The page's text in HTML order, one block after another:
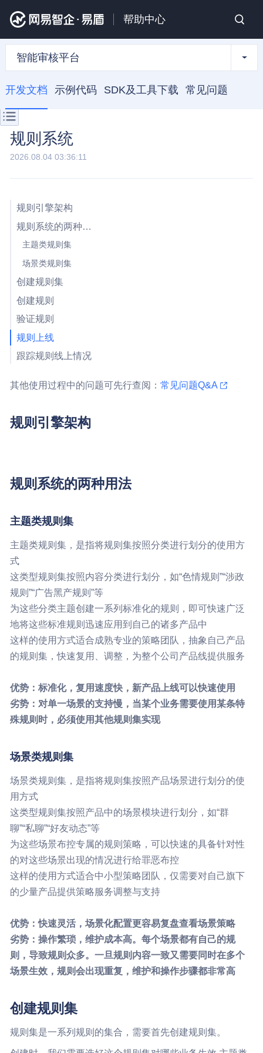
帮助中心
智能审核平台
开发文档 示例代码 SDK及工具下载 常见问题
规则系统
2026.08.04 03:36:11
规则引擎架构
规则系统的两种用法
主题类规则集
场景类规则集
创建规则集
创建规则
验证规则
规则上线
跟踪规则线上情况
其他使用过程中的问题可先行查阅：常见问题Q&A
规则引擎架构
规则系统的两种用法
主题类规则集
主题类规则集，是指将规则集按照分类进行划分的使用方
式
这类型规则集按照内容分类进行划分，如“色情规则”“涉政
规则”“广告黑产规则”等
为这些分类主题创建一系列标准化的规则，即可快速广泛
地将这些标准规则迅速应用到自己的诸多产品中
这样的使用方式适合成熟专业的策略团队，抽象自己产品
的规则集，快速复用、调整，为整个公司产品线提供服务
优势：标准化，复用速度快，新产品上线可以快速使用
劣势：对单一场景的支持慢，当某个业务需要使用某条特
殊规则时，必须使用其他规则集实现
场景类规则集
场景类规则集，是指将规则集按照产品场景进行划分的使
用方式
这类型规则集按照产品中的场景模块进行划分，如“群
聊”“私聊”“好友动态”等
为这些场景布控专属的规则策略，可以快速的具备针对性
的对这些场景出现的情况进行给罪恶布控
这样的使用方式适合中小型策略团队，仅需要对自己旗下
的少量产品提供策略服务调整与支持
优势：快速灵活，场景化配置更容易复盘查看场景策略
劣势：操作繁琐，维护成本高。每个场景都有自己的规
则，导致规则众多。一旦规则内容一致又需要同时在多个
场景生效，规则会出现重复，维护和操作步骤都非常高
创建规则集
规则集是一系列规则的集合，需要首先创建规则集。